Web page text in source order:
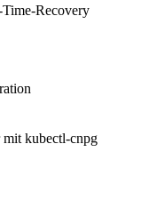
Recovery
mit kubectl-cnpg